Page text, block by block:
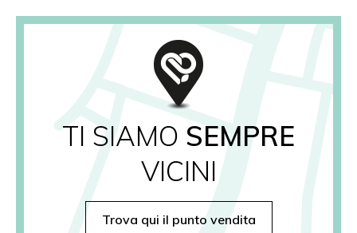
TI SIAMO SEMPRE
VICINI
Trova qui il punto vendita